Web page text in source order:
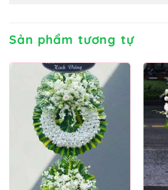
Sản phẩm tương tự